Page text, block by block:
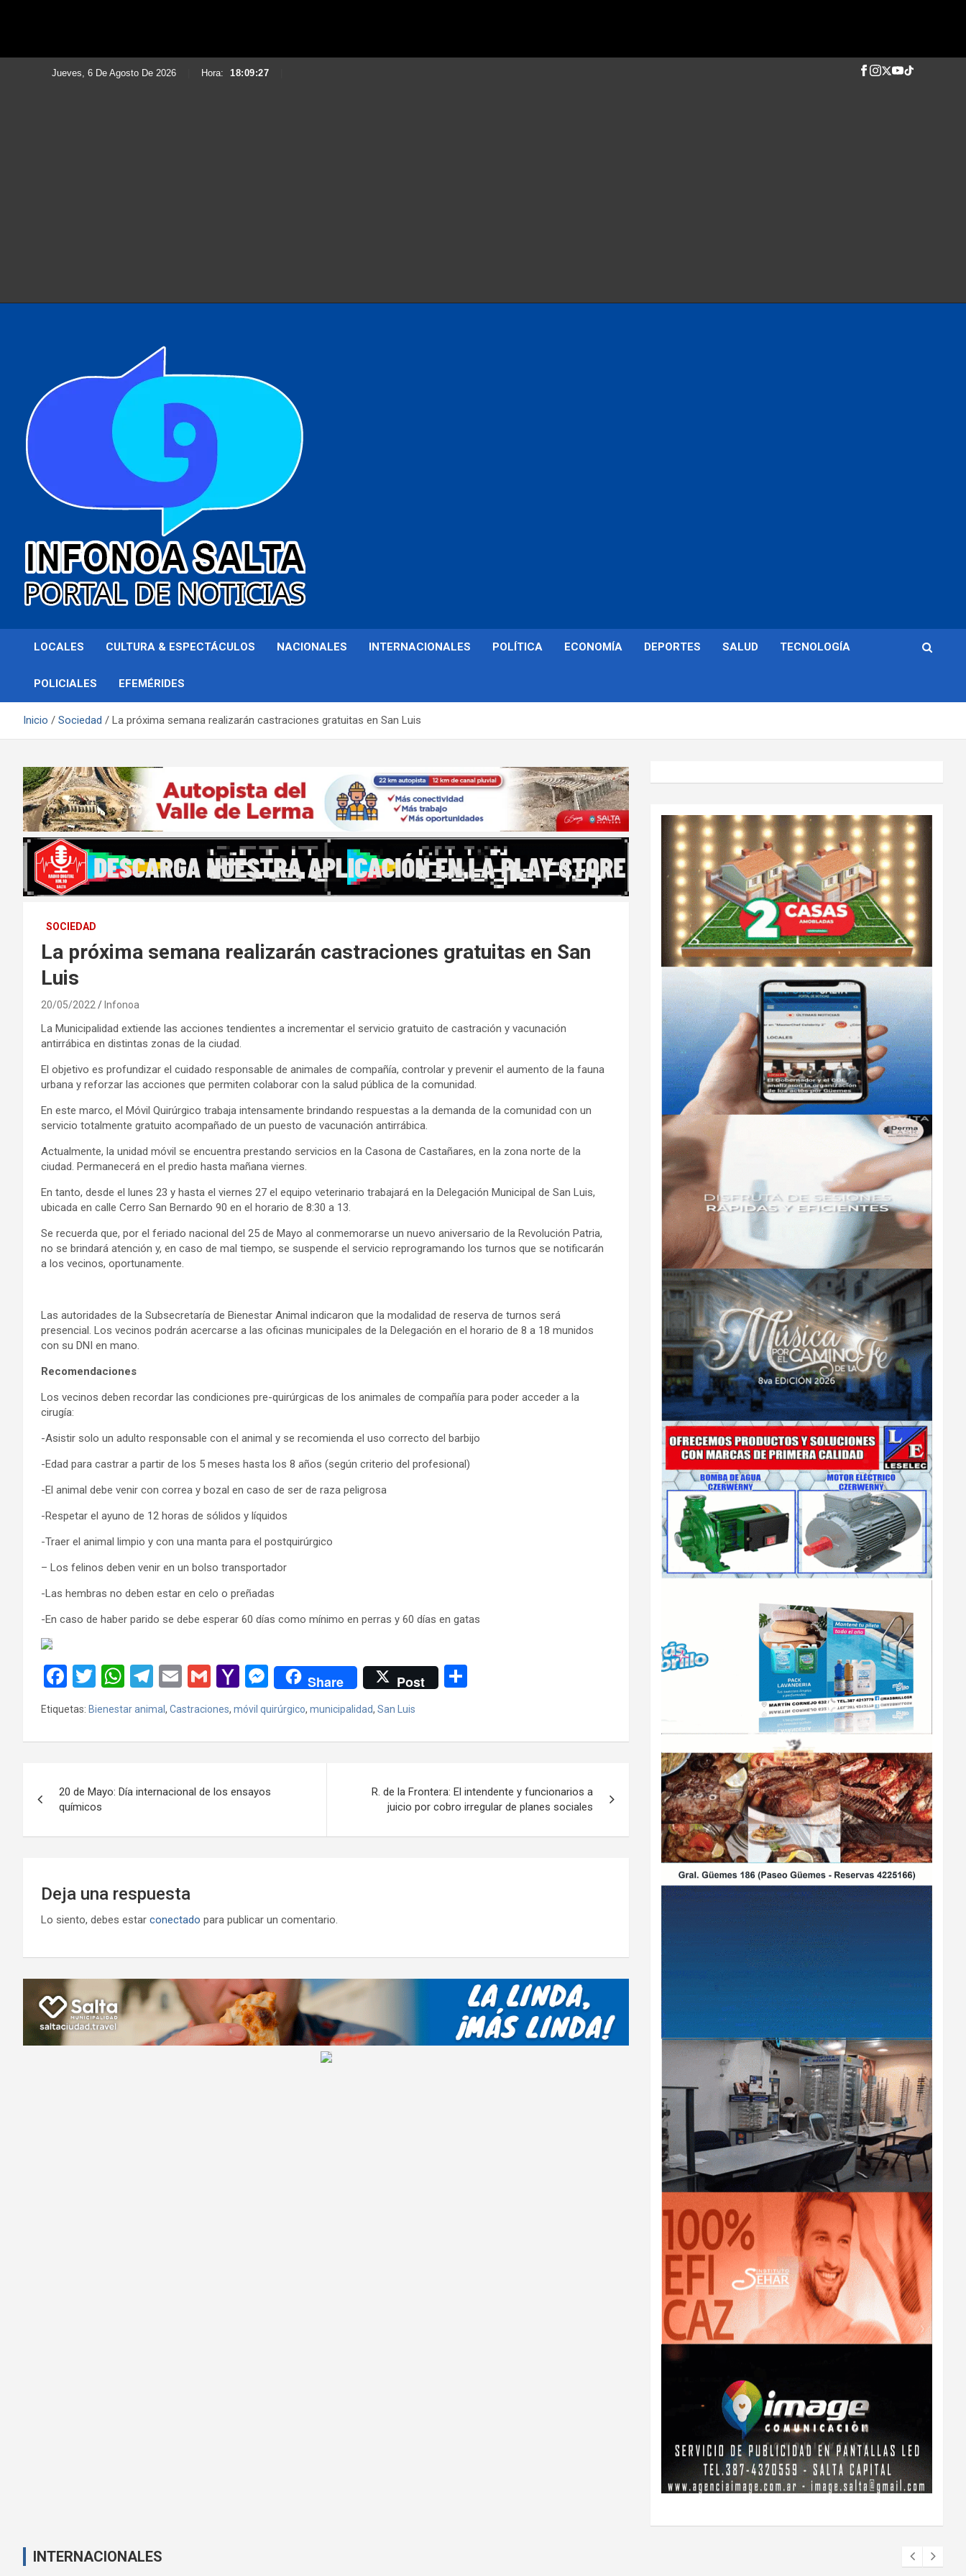
Jueves, 6 De Agosto De 2026 Hora: 18:09:28
Infonoa Salta
LOCALES CULTURA & ESPECTÁCULOS NACIONALES INTERNACIONALES POLÍTICA ECONOMÍA DEPORTES SALUD TECNOLOGÍA
POLICIALES EFEMÉRIDES
Inicio Sociedad La próxima semana realizarán castraciones gratuitas en San Luis
SOCIEDAD
La próxima semana realizarán castraciones gratuitas en San
Luis
20/05/2022 Infonoa
La Municipalidad extiende las acciones tendientes a incrementar el servicio gratuito de castración y vacunación
antirrábica en distintas zonas de la ciudad.
El objetivo es profundizar el cuidado responsable de animales de compañía, controlar y prevenir el aumento de la fauna
urbana y reforzar las acciones que permiten colaborar con la salud pública de la comunidad.
En este marco, el Móvil Quirúrgico trabaja intensamente brindando respuestas a la demanda de la comunidad con un
servicio totalmente gratuito acompañado de un puesto de vacunación antirrábica.
Actualmente, la unidad móvil se encuentra prestando servicios en la Casona de Castañares, en la zona norte de la
ciudad. Permanecerá en el predio hasta mañana viernes.
En tanto, desde el lunes 23 y hasta el viernes 27 el equipo veterinario trabajará en la Delegación Municipal de San Luis,
ubicada en calle Cerro San Bernardo 90 en el horario de 8:30 a 13.
Se recuerda que, por el feriado nacional del 25 de Mayo al conmemorarse un nuevo aniversario de la Revolución Patria,
no se brindará atención y, en caso de mal tiempo, se suspende el servicio reprogramando los turnos que se notificarán
a los vecinos, oportunamente.
Las autoridades de la Subsecretaría de Bienestar Animal indicaron que la modalidad de reserva de turnos será
presencial. Los vecinos podrán acercarse a las oficinas municipales de la Delegación en el horario de 8 a 18 munidos
con su DNI en mano.
Recomendaciones
Los vecinos deben recordar las condiciones pre-quirúrgicas de los animales de compañía para poder acceder a la
cirugía:
-Asistir solo un adulto responsable con el animal y se recomienda el uso correcto del barbijo
-Edad para castrar a partir de los 5 meses hasta los 8 años (según criterio del profesional)
-El animal debe venir con correa y bozal en caso de ser de raza peligrosa
-Respetar el ayuno de 12 horas de sólidos y líquidos
-Traer el animal limpio y con una manta para el postquirúrgico
– Los felinos deben venir en un bolso transportador
-Las hembras no deben estar en celo o preñadas
-En caso de haber parido se debe esperar 60 días como mínimo en perras y 60 días en gatas
F
a
ce
b
o
k
T
wi
tt
er
W
at
s
p
T
el
e
gr
m
E
m
ail
G
ail
Y
a
h
o
M
M
es
se
n
er
Share Post
p
tir
Etiquetas: Bienestar animal, Castraciones, móvil quirúrgico, municipalidad, San Luis
de
entradas
20 de Mayo: Día internacional de los ensayos
químicos
R. de la Frontera: El intendente y funcionarios a
juicio por cobro irregular de planes sociales
Deja una respuesta
Lo siento, debes estar conectado para publicar un comentario.
INTERNACIONALES